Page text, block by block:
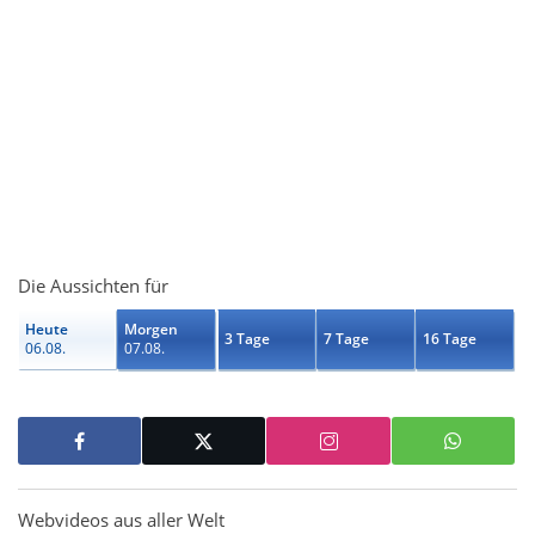
Die Aussichten für
Heute
06.08.
Morgen
07.08.
3 Tage 7 Tage 16 Tage
Webvideos aus aller Welt